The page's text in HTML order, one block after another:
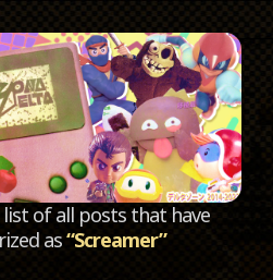
of all posts that have
as“Screamer”